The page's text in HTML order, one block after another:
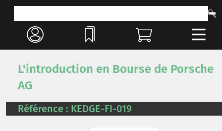
L'introduction en Bourse de Porsche
AG
Référence : KEDGE-FI-019